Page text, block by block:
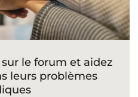
le forum et aidez
leurs problèmes